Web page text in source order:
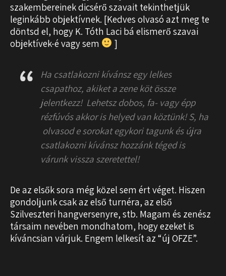
szakembereinek dicsérő szavait tekinthetjük
leginkább objektívnek. [Kedves olvasó azt meg te
döntsd el, hogy K. Tóth Laci bá elismerő szavai
objektívek-é vagy sem
]
Ha csatlakozni kívánsz egy lelkes
csapathoz, akiket a zene köt össze
jelentkezz! Lehetsz dobos, fa- vagy épp
rézfúvós akkor is helyed van köztünk! S, ha
olvasod e sorokat egykori tagunk és újra
csatlakozni kívánsz hozzánk téged is
várunk vissza szeretettel!
De az elsők sora még közel sem ért véget. Hiszen
gondoljunk csak az első turnéra, az első
Szilveszteri hangversenyre, stb. Magam és zenész
társaim nevében mondhatom, hogy ezeket is
kíváncsian várjuk. Engem lelkesít az “új OFZE”.